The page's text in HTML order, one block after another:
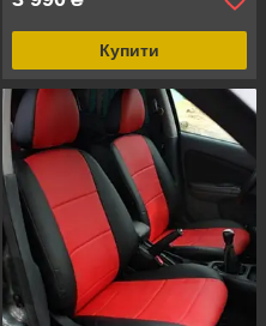
Купити